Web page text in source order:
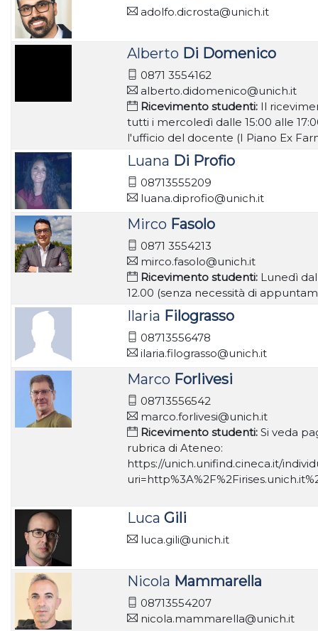
adolfo.dicrosta@unich.it
Alberto Di Domenico
0871 3554162
alberto.didomenico@unich.it
Ricevimento studenti: Il
tutti i mercoledì dalle 15:00 alle
l'ufficio del docente (I Piano Ex
Luana Di Profio
08713555209
luana.diprofio@unich.it
Mirco Fasolo
0871 3554213
mirco.fasolo@unich.it
Ricevimento studenti: Lunedì
12.00 (senza necessità di
Ilaria Filograsso
08713556478
ilaria.filograsso@unich.it
Marco Forlivesi
08713556542
marco.forlivesi@unich.it
Ricevimento studenti: Si veda
rubrica di Ateneo:
https://unich.unifind.cineca.it/
Luca Gili
luca.gili@unich.it
Nicola Mammarella
08713554207
nicola.mammarella@unich.it